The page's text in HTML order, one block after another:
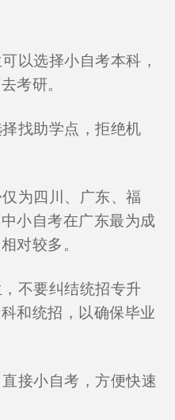
以选择小自考本科，
考研。
找助学点，拒绝机
为四川、广东、福
小自考在广东最为成
对较多。
不要纠结统招专升
和统招，以确保毕业
接小自考，方便快速